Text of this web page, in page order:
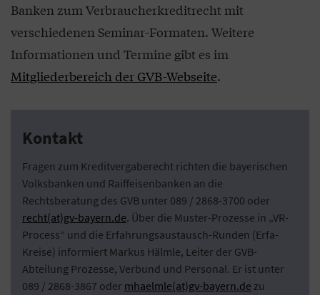
Banken zum Verbraucherkreditrecht mit
verschiedenen Seminar-Formaten. Weitere
Informationen und Termine gibt es im
Mitgliederbereich der GVB-Webseite.
Kontakt
Fragen zum Kreditvergaberecht richten die bayerischen
Volksbanken und Raiffeisenbanken an die
Rechtsberatung des GVB unter 089 / 2868-3700 oder
recht(at)gv-bayern.de. Über die Muster-Prozesse in „VR-
Process“ und die Erfahrungsaustausch-Runden (Erfa-
Kreise) informiert Markus Hälmle, Leiter der GVB-
Abteilung Prozesse, Verbund und Personal. Er ist unter
089 / 2868-3867 oder mhaelmle(at)gv-bayern.de zu